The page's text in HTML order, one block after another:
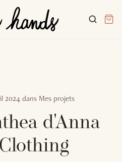
2024dans Mes projets
d'Anna